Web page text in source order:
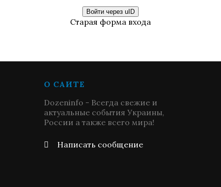
Войти через uID
Старая форма входа
О САЙТЕ
Dozeninfo - Всегда свежие и
актуальные события Украины,
России а также всего мира!
Написать сообщение